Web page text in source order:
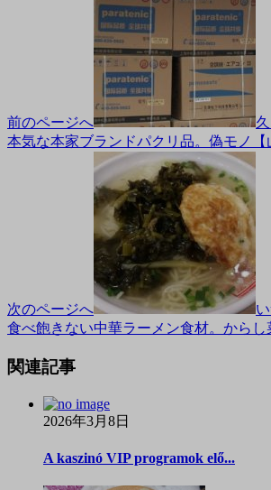
前のページへ
本気な本家ブランドパクリ品。偽モノ【
次のページへ
食べ飽きない中華ラーメン食材。からし
関連記事
2026年3月8日
A kaszinó VIP programok elő...